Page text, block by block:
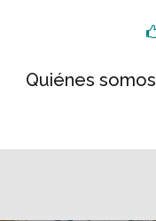
Quiénes somos